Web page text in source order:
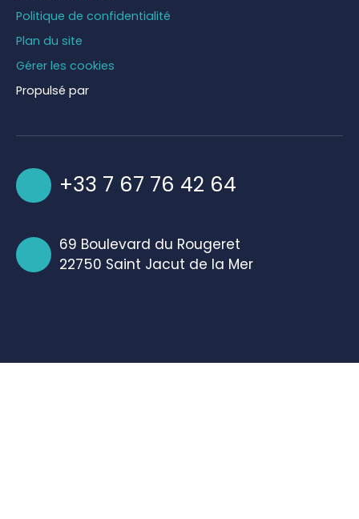
Politique de confidentialité
Plan du site
Gérer les cookies
Propulsé par
+33 7 67 76 42 64
69 Boulevard du Rougeret
22750 Saint Jacut de la Mer